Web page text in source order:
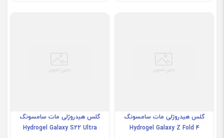
گلس هیدروژلی مات سامسونگ
Hydrogel Galaxy Z Fold 4
گلس هیدروژلی مات سامسونگ
Hydrogel Galaxy S22 Ultra